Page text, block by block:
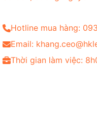
Hotline mua hàng:
Email:
Thời gian làm việc: